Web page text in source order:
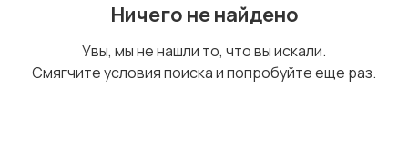
водоснабжение
Ничего не найдено
Увы, мы не нашли то, что вы искали.
Смягчите условия поиска и попробуйте еще раз.